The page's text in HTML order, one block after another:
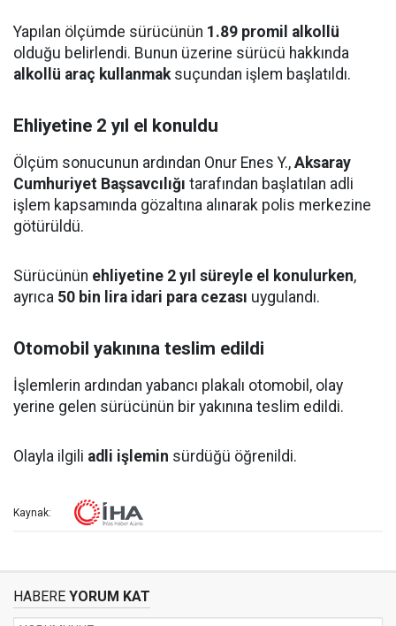
Yapılan ölçümde sürücünün 1.89 promil alkollü
olduğu belirlendi. Bunun üzerine sürücü hakkında
alkollü araç kullanmaksuçundan işlem başlatıldı.
Ehliyetine 2 yıl el konuldu
Ölçüm sonucunun ardından Onur Enes Y., Aksaray
Cumhuriyet Başsavcılığı tarafından başlatılan adli
işlem kapsamında gözaltına alınarak polis merkezine
götürüldü.
Sürücünün ehliyetine 2 yıl süreyle el konulurken,
ayrıca 50 bin lira idari para cezası uygulandı.
Otomobil yakınına teslim edildi
İşlemlerin ardından yabancı plakalı otomobil, olay
yerine gelen sürücünün bir yakınına teslim edildi.
Olayla ilgili adli işlemin sürdüğü öğrenildi.
Kaynak:
HABERE YORUM KAT